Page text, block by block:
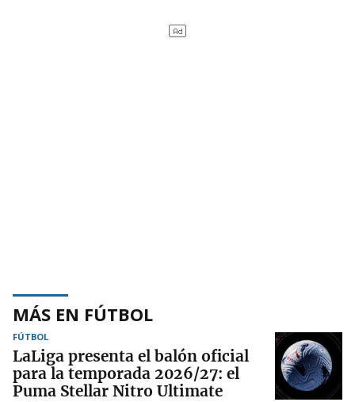
MÁS EN FÚTBOL
FÚTBOL
LaLiga presenta el balón oficial
para la temporada 2026/27: el
Puma Stellar Nitro Ultimate